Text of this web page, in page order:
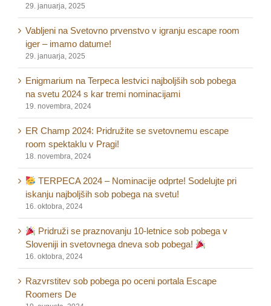
29. januarja, 2025
Vabljeni na Svetovno prvenstvo v igranju escape room
iger – imamo datume!
29. januarja, 2025
Enigmarium na Terpeca lestvici najboljših sob pobega
na svetu 2024 s kar tremi nominacijami
19. novembra, 2024
ER Champ 2024: Pridružite se svetovnemu escape
room spektaklu v Pragi!
18. novembra, 2024
TERPECA 2024 – Nominacije odprte! Sodelujte pri
iskanju najboljših sob pobega na svetu!
16. oktobra, 2024
Pridruži se praznovanju 10-letnice sob pobega v
Sloveniji in svetovnega dneva sob pobega!
16. oktobra, 2024
Razvrstitev sob pobega po oceni portala Escape
Roomers De